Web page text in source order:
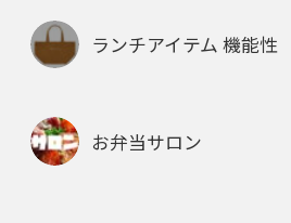
ランチアイテム 機能性
お弁当サロン